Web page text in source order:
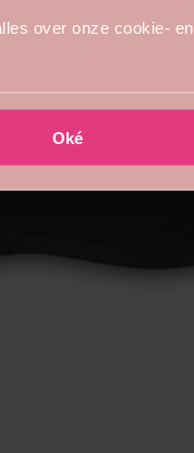
over onze cookie- en
Oké